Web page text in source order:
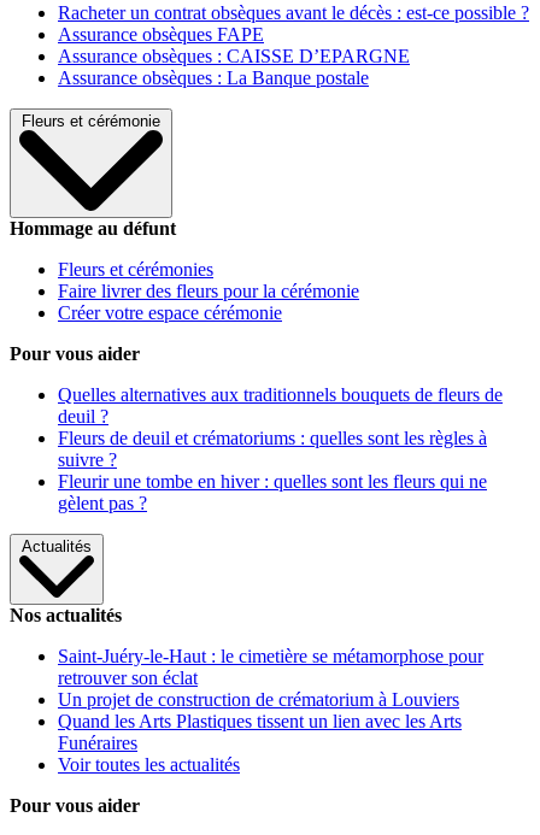
Racheter un contrat obsèques avant le décès : est-ce possible ?
Assurance obsèques FAPE
Assurance obsèques : CAISSE D’EPARGNE
Assurance obsèques : La Banque postale
Fleurs et cérémonie
Hommage au défunt
Fleurs et cérémonies
Faire livrer des fleurs pour la cérémonie
Créer votre espace cérémonie
Pour vous aider
Quelles alternatives aux traditionnels bouquets de fleurs de
deuil ?
Fleurs de deuil et crématoriums : quelles sont les règles à
suivre ?
Fleurir une tombe en hiver : quelles sont les fleurs qui ne
gèlent pas ?
Actualités
Nos actualités
Saint-Juéry-le-Haut : le cimetière se métamorphose pour
retrouver son éclat
Un projet de construction de crématorium à Louviers
Quand les Arts Plastiques tissent un lien avec les Arts
Funéraires
Voir toutes les actualités
Pour vous aider